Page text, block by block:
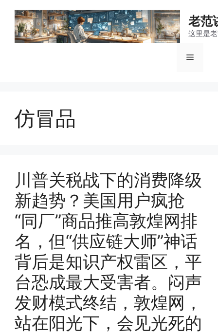
老范
这里是
菜
仿冒品
川普关税战下的消费降级
新趋势？美国用户疯抢
“同厂”商品推高敦煌网排
名，但“供应链大师”神话
背后是知识产权雷区，平
台恐成最大受害者。闷声
发财模式终结，敦煌网，
站在阳光下，会见光死的